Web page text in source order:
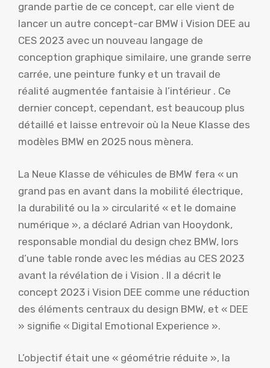
grande partie de ce concept, car elle vient de
lancer un autre concept-car BMW i Vision DEE au
CES 2023 avec un nouveau langage de
conception graphique similaire, une grande serre
carrée, une peinture funky et un travail de
réalité augmentée fantaisie à l’intérieur . Ce
dernier concept, cependant, est beaucoup plus
détaillé et laisse entrevoir où la Neue Klasse des
modèles BMW en 2025 nous mènera.
La Neue Klasse de véhicules de BMW fera « un
grand pas en avant dans la mobilité électrique,
la durabilité ou la » circularité « et le domaine
numérique », a déclaré Adrian van Hooydonk,
responsable mondial du design chez BMW, lors
d’une table ronde avec les médias au CES 2023
avant la révélation de i Vision . Il a décrit le
concept 2023 i Vision DEE comme une réduction
des éléments centraux du design BMW, et « DEE
» signifie « Digital Emotional Experience ».
L’objectif était une « géométrie réduite », la